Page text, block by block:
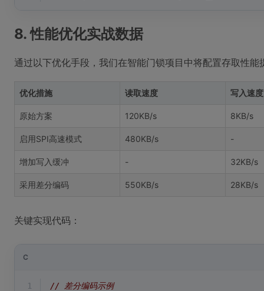
8. 性能优化实战数据
通过以下优化手段，我们在智能门锁项目中将配置存取性能
优化措施 读取速度 写入速度
原始方案 120KB/s 8KB/s
启用SPI高速模式 480KB/s -
增加写入缓冲 - 32KB/s
采用差分编码 550KB/s 28KB/s
关键实现代码：
C
1
// 差分编码示例